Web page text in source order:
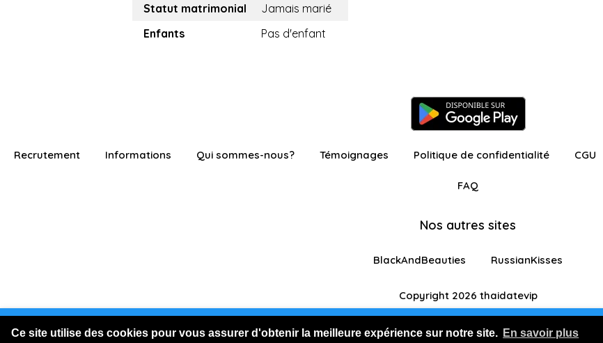
Ce site utilise des cookies pour vous assurer d'obtenir la meilleure expérience sur notre site. En savoir plus
Vous êtes connecté en visiteur avec fonctionnalités restreintes Je m'inscris
Statut matrimonial
Jamais marié
Enfants
Pas d'enfant
Recrutement Informations Qui sommes-nous? Témoignages Politique de confidentialité CGU
FAQ
Nos autres sites
BlackAndBeauties RussianKisses
Copyright 2026 thaidatevip